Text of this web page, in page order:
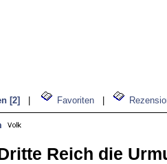
[2] Favoriten
Reich die